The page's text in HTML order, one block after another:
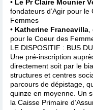
• Le Pr Claire Mounier
fondateurs d’Agir pour le
Femmes
• Katherine Francavilla
pour le Coeur des
LE DISPOSITIF : BUS
Une pré-inscription
directement soit par le
structures et centres
parcours de dépistage,
quinze en moyenne. Un
la Caisse Primaire